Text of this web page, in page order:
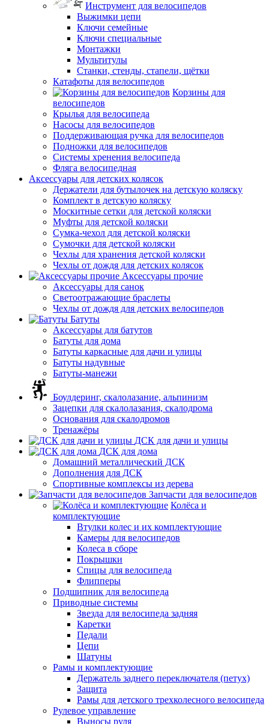
Инструмент для велосипедов
Выжимки цепи
Ключи семейные
Ключи специальные
Монтажки
Мультитулы
Станки, стенды, стапели, щётки
Катафоты для велосипедов
Корзины для
велосипедов
Крылья для велосипеда
Насосы для велосипедов
Поддерживающая ручка для велосипедов
Подножки для велосипедов
Системы хренения велосипеда
Фляга велосипедная
Аксессуары для детских колясок
Держатели для бутылочек на детскую коляску
Комплект в детскую коляску
Москитные сетки для детской коляски
Муфты для детской коляски
Сумка-чехол для детской коляски
Сумочки для детской коляски
Чехлы для хранения детской коляски
Чехлы от дождя для детских колясок
Аксессуары прочие
Аксессуары для санок
Светоотражающие браслеты
Чехлы от дождя для детских велосипедов
Батуты
Аксессуары для батутов
Батуты для дома
Батуты каркасные для дачи и улицы
Батуты надувные
Батуты-манежи
Боулдеринг, скалолазание, альпинизм
Зацепки для скалолазания, скалодрома
Основания для скалодромов
Тренажёры
ДСК для дачи и улицы
ДСК для дома
Домашний металлический ДСК
Дополнения для ДСК
Спортивные комплексы из дерева
Запчасти для велосипедов
Колёса и
комплектующие
Втулки колес и их комплектующие
Камеры для велосипедов
Колеса в сборе
Покрышки
Спицы для велосипеда
Флипперы
Подшипник для велосипеда
Приводные системы
Звезда для велосипеда задняя
Каретки
Педали
Цепи
Шатуны
Рамы и комплектующие
Держатель заднего переключателя (петух)
Защита
Рамы для детского трехколесного велосипеда
Рулевое управление
Выносы руля